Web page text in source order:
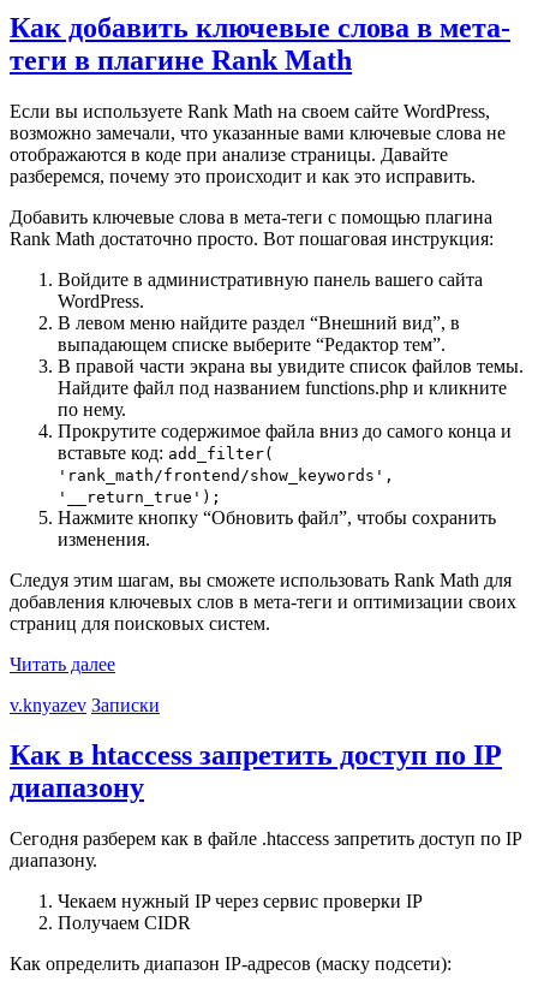
Как добавить ключевые слова в мета-
теги в плагине Rank Math
Если вы используете Rank Math на своем сайте WordPress,
возможно замечали, что указанные вами ключевые слова не
отображаются в коде при анализе страницы. Давайте
разберемся, почему это происходит и как это исправить.
Добавить ключевые слова в мета-теги с помощью плагина
Rank Math достаточно просто. Вот пошаговая инструкция:
Войдите в административную панель вашего сайта
WordPress.
В левом меню найдите раздел “Внешний вид”, в
выпадающем списке выберите “Редактор тем”.
В правой части экрана вы увидите список файлов темы.
Найдите файл под названием functions.php и кликните
по нему.
Прокрутите содержимое файла вниз до самого конца и
вставьте код: add_filter(
'rank_math/frontend/show_keywords',
'__return_true');
Нажмите кнопку “Обновить файл”, чтобы сохранить
изменения.
Следуя этим шагам, вы сможете использовать Rank Math для
добавления ключевых слов в мета-теги и оптимизации своих
страниц для поисковых систем.
Читать далее
v.knyazev Записки
Как в htaccess запретить доступ по IP
диапазону
Сегодня разберем как в файле .htaccess запретить доступ по IP
диапазону.
Чекаем нужный IP через сервис проверки IP
Получаем CIDR
Как определить диапазон IP-адресов (маску подсети):